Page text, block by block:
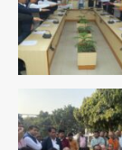
5